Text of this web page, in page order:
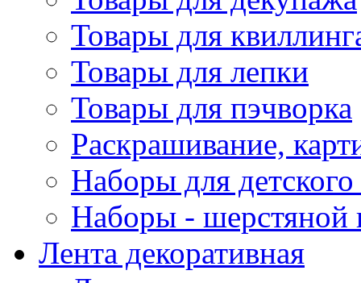
Товары для
Товары для лепки
Товары для пэчворка
Раскрашивание,
Наборы для
Наборы - шерстяной
Лента декоративная